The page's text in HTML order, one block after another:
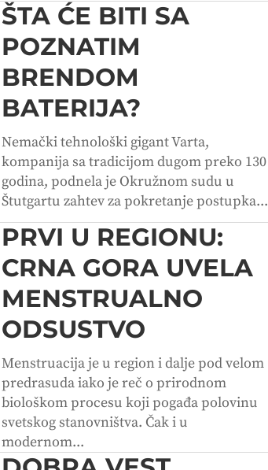
ŠTA ĆE BITI SA
POZNATIM
BRENDOM
BATERIJA?
Nemački tehnološki gigant Varta,
kompanija sa tradicijom dugom preko 130
godina, podnela je Okružnom sudu u
Štutgartu zahtev za pokretanje postupka...
PRVI U REGIONU:
CRNA GORA UVELA
MENSTRUALNO
ODSUSTVO
Menstruacija je u region i dalje pod velom
predrasuda iako je reč o prirodnom
biološkom procesu koji pogađa polovinu
svetskog stanovništva. Čak i u
modernom...